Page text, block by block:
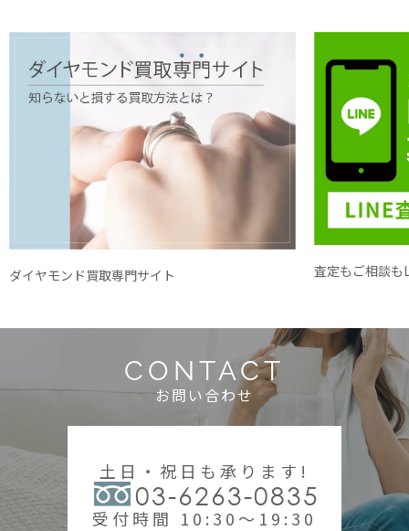
ダイヤモンド買取専門サイト 査定もご相談も
CONTACT
お問い合わせ
土日・祝日も承ります!
03-6263-0835
受付時間 10:30～19:30